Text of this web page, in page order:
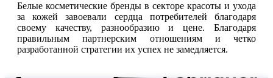
Белые косметические бренды в секторе красоты и ухода
за кожей завоевали сердца потребителей благодаря
своему качеству, разнообразию и цене. Благодаря
правильным партнерским отношениям и четко
разработанной стратегии их успех не замедляется.